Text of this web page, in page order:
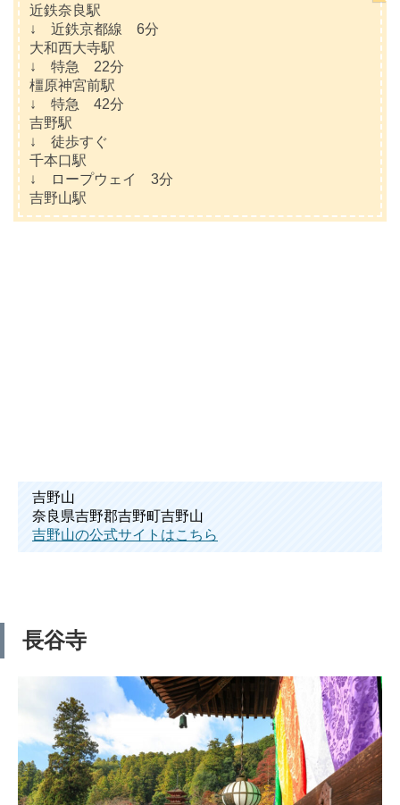
近鉄奈良駅
↓ 近鉄京都線 6分
大和西大寺駅
↓ 特急 22分
橿原神宮前駅
↓ 特急 42分
吉野駅
↓ 徒歩すぐ
千本口駅
↓ ロープウェイ 3分
吉野山駅
吉野山
奈良県吉野郡吉野町吉野山
吉野山の公式サイトはこちら
長谷寺